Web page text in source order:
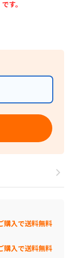
す。
購入で送料無料
購入で送料無料